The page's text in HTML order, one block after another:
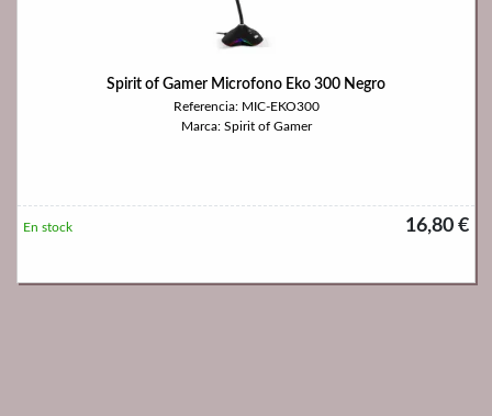
Spirit of Gamer Microfono Eko 300 Negro
Referencia: MIC-EKO300
Marca: Spirit of Gamer
16,80 €
En stock